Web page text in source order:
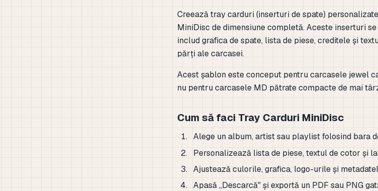
Creează tray carduri (inserturi de spate)
MiniDisc de dimensiune completă. Aceste inserturi
includ grafica de spate, lista de piese, creditele și
părți ale carcasei.
Acest șablon este conceput pentru carcasele jewel
nu pentru carcasele MD pătrate compacte de mai
Cum să faci Tray Carduri MiniDisc
Alege un album, artist sau playlist folosind bara
Personalizează lista de piese, textul de cotor și
Ajustează culorile, grafica, logo-urile și
Apasă „Descarcă" și exportă un PDF sau PNG